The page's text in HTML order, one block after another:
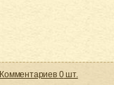
Комментариев 0шт.